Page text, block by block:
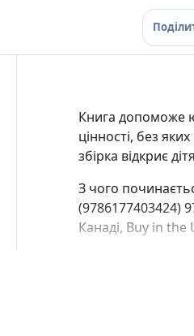
Книга допоможе
цінності, без
збірка відкриє
З чого
(9786177403424)
Канаді, Buy in the